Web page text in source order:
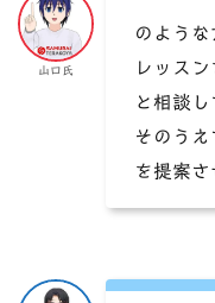
山口氏
のよう
レッス
と相談
そのう
を提案さ